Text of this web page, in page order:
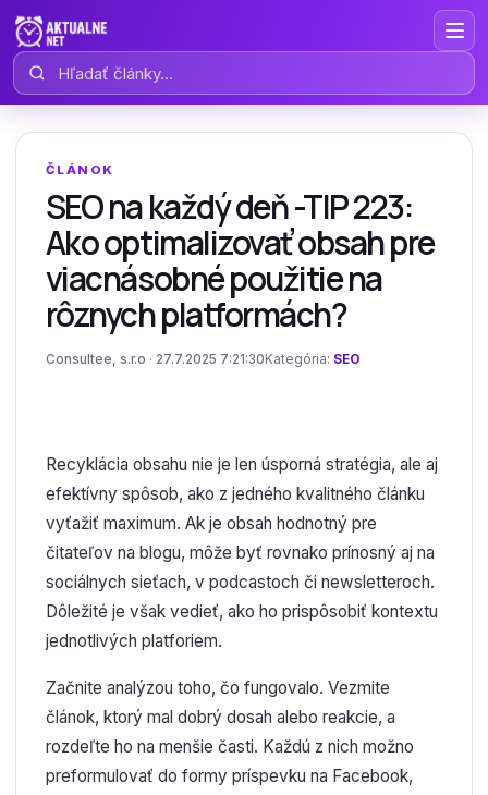
Hľadať články
ČLÁNOK
SEO na každý deň -TIP 223:
Ako optimalizovať obsah pre
viacnásobné použitie na
rôznych platformách?
Consultee, s.r.o · 27.7.2025 7:21:30 Kategória: SEO
Recyklácia obsahu nie je len úsporná stratégia, ale aj
efektívny spôsob, ako z jedného kvalitného článku
vyťažiť maximum. Ak je obsah hodnotný pre
čitateľov na blogu, môže byť rovnako prínosný aj na
sociálnych sieťach, v podcastoch či newsletteroch.
Dôležité je však vedieť, ako ho prispôsobiť kontextu
jednotlivých platforiem.
Začnite analýzou toho, čo fungovalo. Vezmite
článok, ktorý mal dobrý dosah alebo reakcie, a
rozdeľte ho na menšie časti. Každú z nich možno
preformulovať do formy príspevku na Facebook,